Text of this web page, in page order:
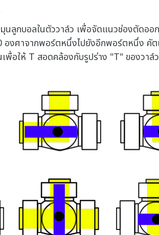
ลูกบอลในตัววาล์ว เพื่อจัดแนวช่องตัดออ
งศาจากพอร์ตหนึ่งไปยังอีกพอร์ตหนึ่ง คั
อให้ T สอดคล้องกับรูปร่าง "T" ของวา